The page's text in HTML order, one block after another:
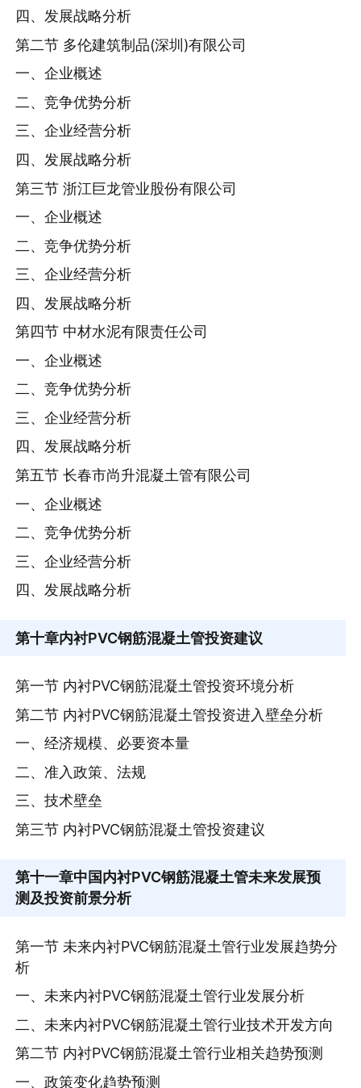
四、发展战略分析
第二节 多伦建筑制品(深圳)有限公司
一、企业概述
二、竞争优势分析
三、企业经营分析
四、发展战略分析
第三节 浙江巨龙管业股份有限公司
一、企业概述
二、竞争优势分析
三、企业经营分析
四、发展战略分析
第四节 中材水泥有限责任公司
一、企业概述
二、竞争优势分析
三、企业经营分析
四、发展战略分析
第五节 长春市尚升混凝土管有限公司
一、企业概述
二、竞争优势分析
三、企业经营分析
四、发展战略分析
第十章内衬PVC钢筋混凝土管投资建议
第一节 内衬PVC钢筋混凝土管投资环境分析
第二节 内衬PVC钢筋混凝土管投资进入壁垒分析
一、经济规模、必要资本量
二、准入政策、法规
三、技术壁垒
第三节 内衬PVC钢筋混凝土管投资建议
第十一章中国内衬PVC钢筋混凝土管未来发展预
测及投资前景分析
第一节 未来内衬PVC钢筋混凝土管行业发展趋势分
析
一、未来内衬PVC钢筋混凝土管行业发展分析
二、未来内衬PVC钢筋混凝土管行业技术开发方向
第二节 内衬PVC钢筋混凝土管行业相关趋势预测
一、政策变化趋势预测